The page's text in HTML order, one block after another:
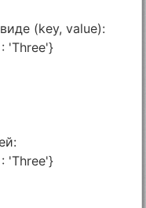
(key, value):
'Three'}
'Three'}